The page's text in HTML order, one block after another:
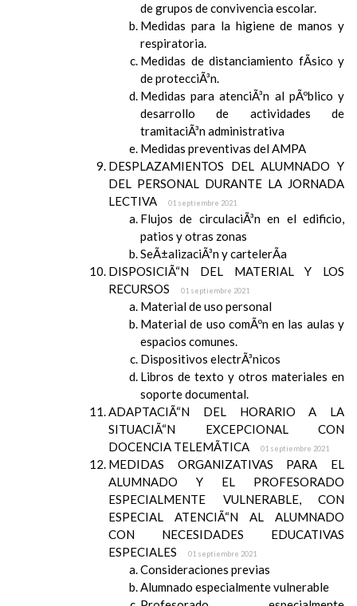
de grupos de convivencia escolar.
Medidas para la higiene de manos y
respiratoria.
Medidas de distanciamiento fÃ­sico y
de protecciÃ³n.
Medidas para atenciÃ³n al pÃºblico y
desarrollo de actividades de
tramitaciÃ³n administrativa
Medidas preventivas del AMPA
DESPLAZAMIENTOS DEL ALUMNADO Y
DEL PERSONAL DURANTE LA JORNADA
LECTIVA
01 septiembre 2021
Flujos de circulaciÃ³n en el edificio,
patios y otras zonas
SeÃ±alizaciÃ³n y cartelerÃ­a
DISPOSICIÃ“N DEL MATERIAL Y LOS
RECURSOS
01 septiembre 2021
Material de uso personal
Material de uso comÃºn en las aulas y
espacios comunes.
Dispositivos electrÃ³nicos
Libros de texto y otros materiales en
soporte documental.
ADAPTACIÃ“N DEL HORARIO A LA
SITUACIÃ“N EXCEPCIONAL CON
DOCENCIA TELEMÃTICA
01 septiembre 2021
MEDIDAS ORGANIZATIVAS PARA EL
ALUMNADO Y EL PROFESORADO
ESPECIALMENTE VULNERABLE, CON
ESPECIAL ATENCIÃ“N AL ALUMNADO
CON NECESIDADES EDUCATIVAS
ESPECIALES
01 septiembre 2021
Consideraciones previas
Alumnado especialmente vulnerable